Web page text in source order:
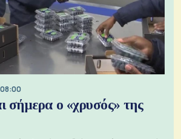
σήμερα ο «χρυσός» της